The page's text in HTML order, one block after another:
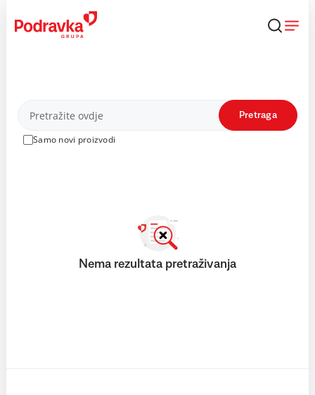
content
Proizvodi
Samo novi proizvodi
Pretraga
Nema rezultata pretraživanja